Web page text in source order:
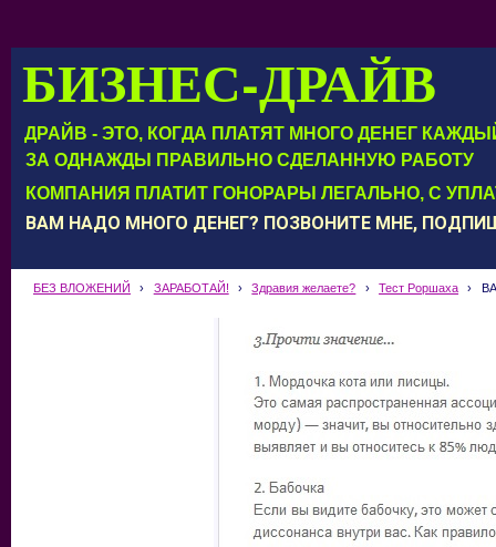
БИЗНЕС-ДРАЙВ
ДРАЙВ - ЭТО, КОГДА ПЛАТЯТ МНОГО ДЕНЕГ
КОМПАНИЯ ПЛАТИТ ГОНОРАРЫ ЛЕГАЛЬНО, С
ЗА ОДНАЖДЫ ПРАВИЛЬНО СДЕЛАННУЮ РАБОТУ
ВАМ НАДО МНОГО ДЕНЕГ? ПОЗВОНИТЕ МНЕ,
БЕЗ ВЛОЖЕНИЙ › ЗАРАБОТАЙ! › Здравия желаете? › Тест Роршаха ›